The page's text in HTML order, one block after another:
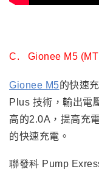
C. Gionee M5
Gionee M5的快速
Plus 技術，輸出電
高的2.0A ， 提高充
的快速充電 。
聯發科 Pump